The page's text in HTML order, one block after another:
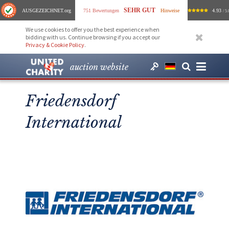
AUSGEZEICHNET.org 751 Bewertungen SEHR GUT Hinweise 4.93 /
We use cookies to offer you the best experience when
bidding with us. Continue browsing if you accept our
Privacy & Cookie Policy.
auction website
Friedensdorf
International